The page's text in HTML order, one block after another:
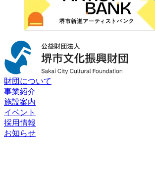
財団について
事業紹介
施設案内
イベント
採用情報
お知らせ